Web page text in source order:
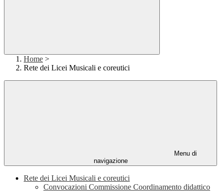
Home >
Rete dei Licei Musicali e coreutici
Menu di
navigazione
Rete dei Licei Musicali e coreutici
Convocazioni Commissione Coordinamento didattico